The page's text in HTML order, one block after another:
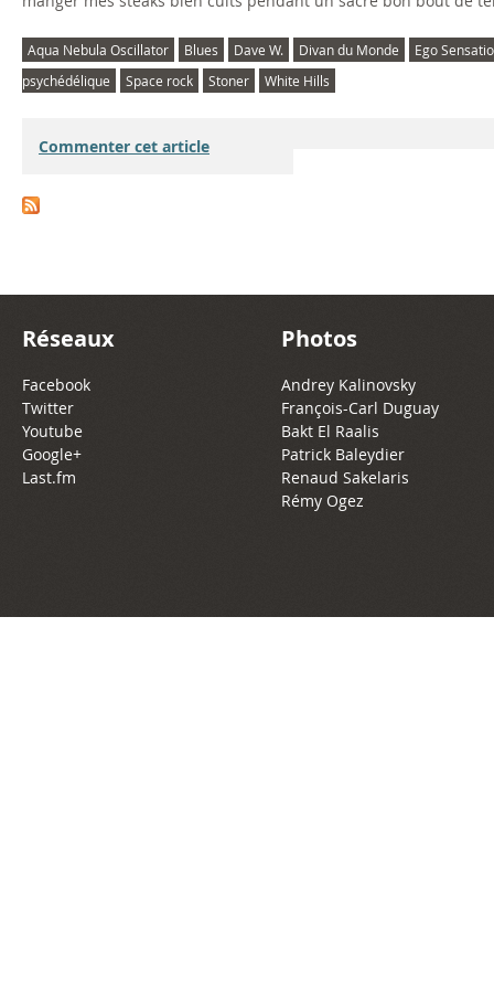
Aqua Nebula Oscillator Blues Dave W. Divan du Monde
Ego
psychédélique
Space rock Stoner White Hills
Commenter cet article
Réseaux
Facebook
Twitter
Youtube
Google+
Last.fm
Photos
Andrey Kalinovsky
François-Carl Duguay
Bakt El Raalis
Patrick Baleydier
Renaud Sakelaris
Rémy Ogez